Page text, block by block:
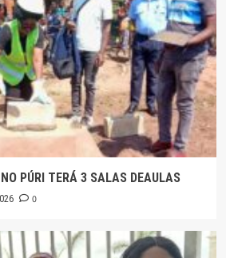
PÚRI TERÁ 3 SALAS DEAULAS
0